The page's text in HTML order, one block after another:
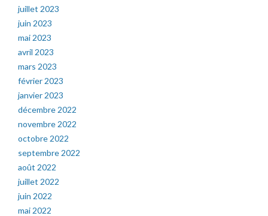
juillet 2023
juin 2023
mai 2023
avril 2023
mars 2023
février 2023
janvier 2023
décembre 2022
novembre 2022
octobre 2022
septembre 2022
août 2022
juillet 2022
juin 2022
mai 2022